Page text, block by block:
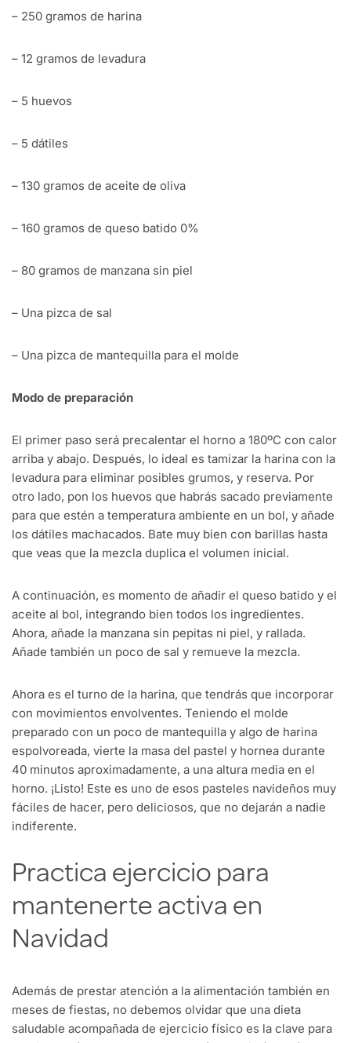
– 250 gramos de harina
– 12 gramos de levadura
– 5 huevos
– 5 dátiles
– 130 gramos de aceite de oliva
– 160 gramos de queso batido 0%
– 80 gramos de manzana sin piel
– Una pizca de sal
– Una pizca de mantequilla para el molde
Modo de preparación
El primer paso será precalentar el horno a 180ºC con calor
arriba y abajo. Después, lo ideal es tamizar la harina con la
levadura para eliminar posibles grumos, y reserva. Por
otro lado, pon los huevos que habrás sacado previamente
para que estén a temperatura ambiente en un bol, y añade
los dátiles machacados. Bate muy bien con barillas hasta
que veas que la mezcla duplica el volumen inicial.
A continuación, es momento de añadir el queso batido y el
aceite al bol, integrando bien todos los ingredientes.
Ahora, añade la manzana sin pepitas ni piel, y rallada.
Añade también un poco de sal y remueve la mezcla.
Ahora es el turno de la harina, que tendrás que incorporar
con movimientos envolventes. Teniendo el molde
preparado con un poco de mantequilla y algo de harina
espolvoreada, vierte la masa del pastel y hornea durante
40 minutos aproximadamente, a una altura media en el
horno. ¡Listo! Este es uno de esos pasteles navideños muy
fáciles de hacer, pero deliciosos, que no dejarán a nadie
indiferente.
Practica ejercicio para
mantenerte activa en
Navidad
Además de prestar atención a la alimentación también en
meses de fiestas, no debemos olvidar que una dieta
saludable acompañada de ejercicio físico es la clave para